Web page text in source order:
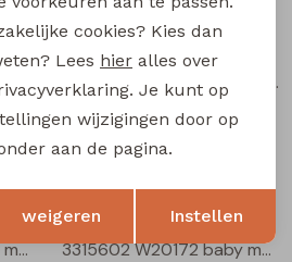
Sarra baby W20228 baby meisjes lange broek Wijnrood
Bakkaboe
Sarra baby W20228 baby meisjes lange broek Zwart
12,99
3315602 W20172 baby meisjes T-shirt lm Cream
Bakkaboe
3315602 W20172 baby meisjes T-shirt lm Taupe
Opslaan
cookies? Kies dan
Lees hier alles over
Je kunt op
wijzigingen door op
aan de pagina.
weigeren Instellen